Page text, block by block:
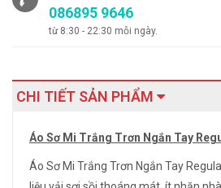
086895 9646
từ 8:30 - 22:30 mỗi ngày.
CHI TIẾT SẢN PHẨM
Áo Sơ Mi Trắng Trơn Ngắn Tay
Áo Sơ Mi Trắng Trơn Ngắn Tay